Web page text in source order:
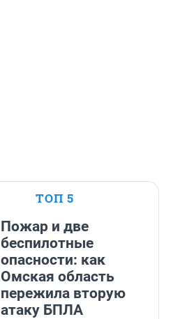
ТОП 5
Пожар и две
беспилотные
опасности: как
Омская область
пережила вторую
атаку БПЛА